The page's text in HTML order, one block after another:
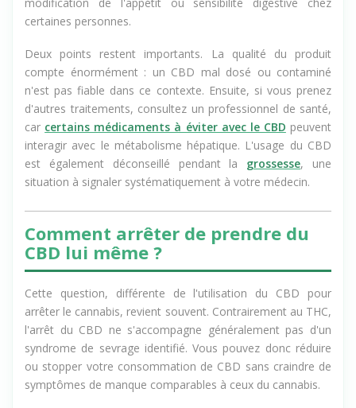
modification de l'appétit ou sensibilité digestive chez
Deux points restent importants. La qualité du produit
compte énormément : un CBD mal dosé ou contaminé
n'est pas fiable dans ce contexte. Ensuite, si vous prenez
d'autres traitements, consultez un professionnel de santé,
carcertains médicaments à éviter avec le CBD peuvent
interagir avec le métabolisme hépatique. L'usage du CBD
est également déconseillé pendant lagrossesse, une
Comment arrêter de prendre du
CBD lui même ?
Cette question, différente de l'utilisation du CBD pour
arrêter le cannabis, revient souvent. Contrairement au THC,
l'arrêt du CBD ne s'accompagne généralement pas d'un
syndrome de sevrage identifié. Vous pouvez donc réduire
ou stopper votre consommation de CBD sans craindre de